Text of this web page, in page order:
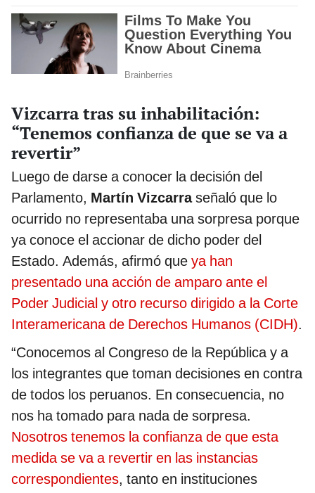
Vizcarra tras su inhabilitación:
“Tenemos confianza de que se va a
revertir”
Luego de darse a conocer la decisión del
Parlamento, Martín Vizcarraseñaló que lo
ocurrido no representaba una sorpresa porque
ya conoce el accionar de dicho poder del
Estado. Además, afirmó que ya han
presentado una acción de amparo ante el
Poder Judicial y otro recurso dirigido a la Corte
Interamericana de Derechos Humanos (CIDH).
“Conocemos al Congreso de la República y a
los integrantes que toman decisiones en contra
de todos los peruanos. En consecuencia, no
nos ha tomado para nada de sorpresa.
Nosotros tenemos la confianza de que esta
medida se va a revertir en las instancias
correspondientes, tanto en instituciones